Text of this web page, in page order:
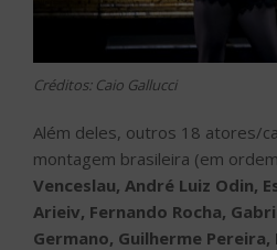
Créditos: Caio Gallucci
Além deles, outros 18 atores/
montagem brasileira (em
Venceslau, André Luiz Odin,
Arieiv, Fernando Rocha,
Germano, Guilherme